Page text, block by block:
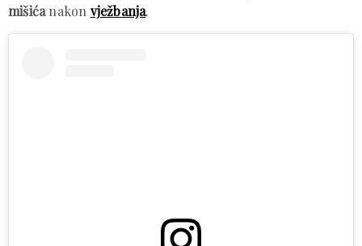
mišićanakon vježbanja.